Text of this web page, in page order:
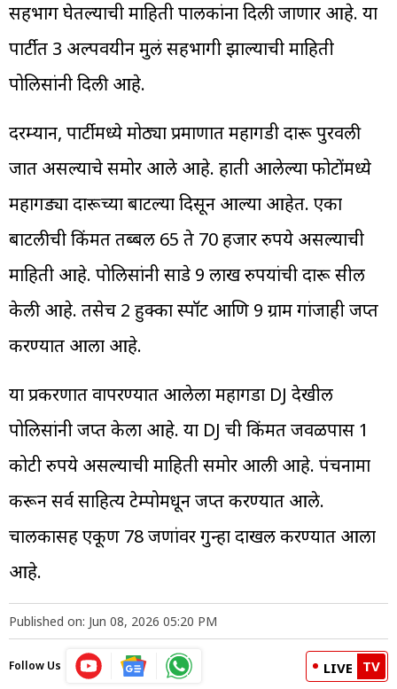
सहभाग घेतल्याची माहिती पालकांना दिली जाणार आहे. या
पार्टीत 3 अल्पवयीन मुलं सहभागी झाल्याची माहिती
पोलिसांनी दिली आहे.
दरम्यान, पार्टीमध्ये मोठ्या प्रमाणात महागडी दारू पुरवली
जात असल्याचे समोर आले आहे. हाती आलेल्या फोटोंमध्ये
महागड्या दारूच्या बाटल्या दिसून आल्या आहेत. एका
बाटलीची किंमत तब्बल 65 ते 70 हजार रुपये असल्याची
माहिती आहे. पोलिसांनी साडे 9 लाख रुपयांची दारू सील
केली आहे. तसेच 2 हुक्का स्पॉट आणि 9 ग्राम गांजाही जप्त
करण्यात आला आहे.
या प्रकरणात वापरण्यात आलेला महागडा DJ देखील
पोलिसांनी जप्त केला आहे. या DJ ची किंमत जवळपास 1
कोटी रुपये असल्याची माहिती समोर आली आहे. पंचनामा
करून सर्व साहित्य टेम्पोमधून जप्त करण्यात आले.
चालकासह एकूण 78 जणांवर गुन्हा दाखल करण्यात आला
आहे.
Published on: Jun 08, 2026 05:20 PM
Follow Us LIVE TV